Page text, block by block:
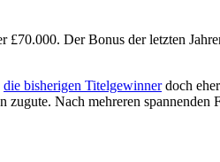
Der Bonus der letzten
die bisherigen Titelgewinnerdoch
Nach mehreren spannenden